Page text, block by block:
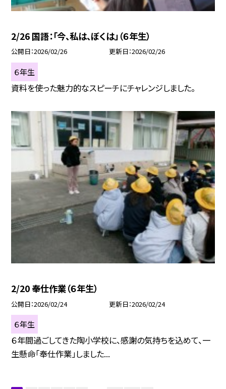
2/26 国語：「今、私は、ぼくは」（６年生）
公開日 2026/02/26 更新日 2026/02/26
６年生
資料を使った魅力的なスピーチにチャレンジしました。
2/20 奉仕作業（６年生）
公開日 2026/02/24 更新日 2026/02/24
６年生
６年間過ごしてきた陶小学校に、感謝の気持ちを込めて、一
生懸命「奉仕作業」しました...